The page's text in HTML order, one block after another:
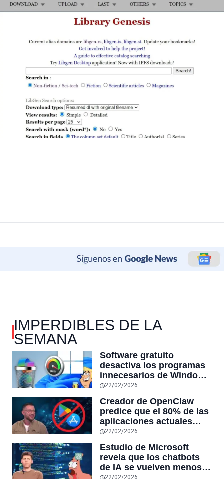
IMPERDIBLES DE LA
SEMANA
Software gratuito
desactiva los programas
innecesarios de Windows
11 y optimiza el PC,
reduciendo el uso de la
RAM y mucho más
22/02/2026
Creador de OpenClaw
predice que el 80% de las
aplicaciones actuales
desaparecerán en el
futuro: “Solo sobrevivirán
las aplicaciones con
sensores únicos o
conexiones especiales a
22/02/2026
Estudio de Microsoft
revela que los chatbots
de IA se vuelven menos